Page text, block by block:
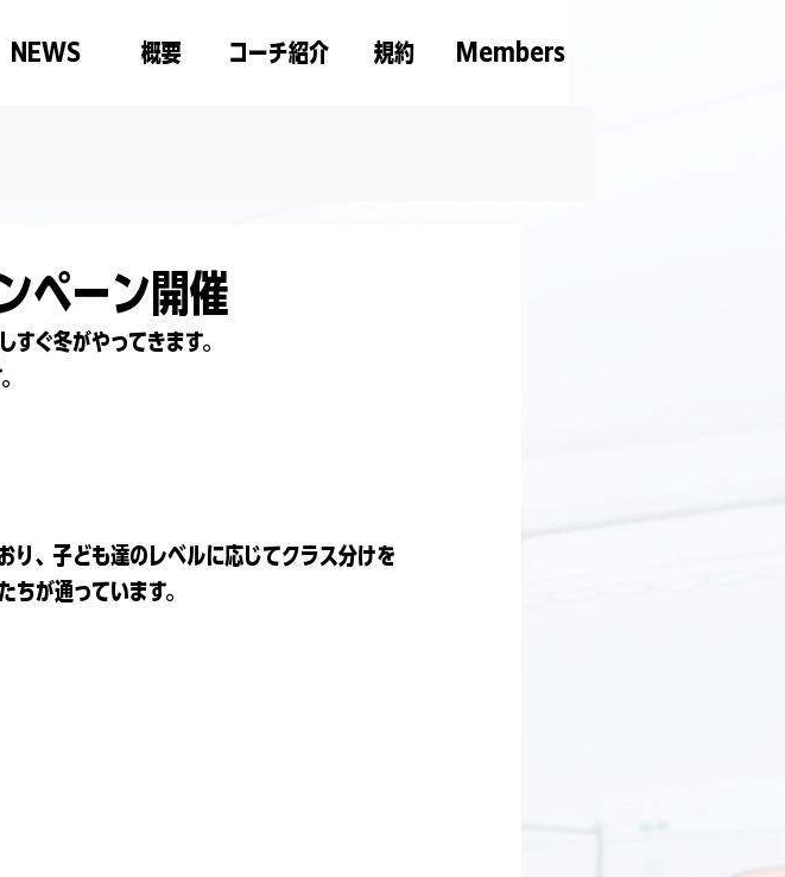
NEWS 概要 コーチ紹介 規約 Members
ペーン開催
ぐ冬がやってきます。
り、子ども達のレベルに応じてクラス分けを
が通っています。